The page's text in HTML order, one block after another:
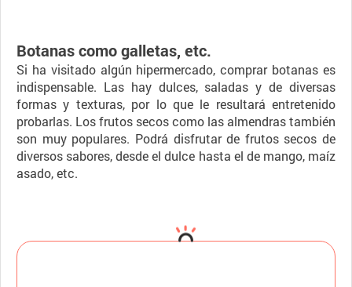
Botanas como galletas, etc.
Si ha visitado algún hipermercado, comprar botanas es
indispensable. Las hay dulces, saladas y de diversas
formas y texturas, por lo que le resultará entretenido
probarlas. Los frutos secos como las almendras también
son muy populares. Podrá disfrutar de frutos secos de
diversos sabores, desde el dulce hasta el de mango, maíz
asado, etc.